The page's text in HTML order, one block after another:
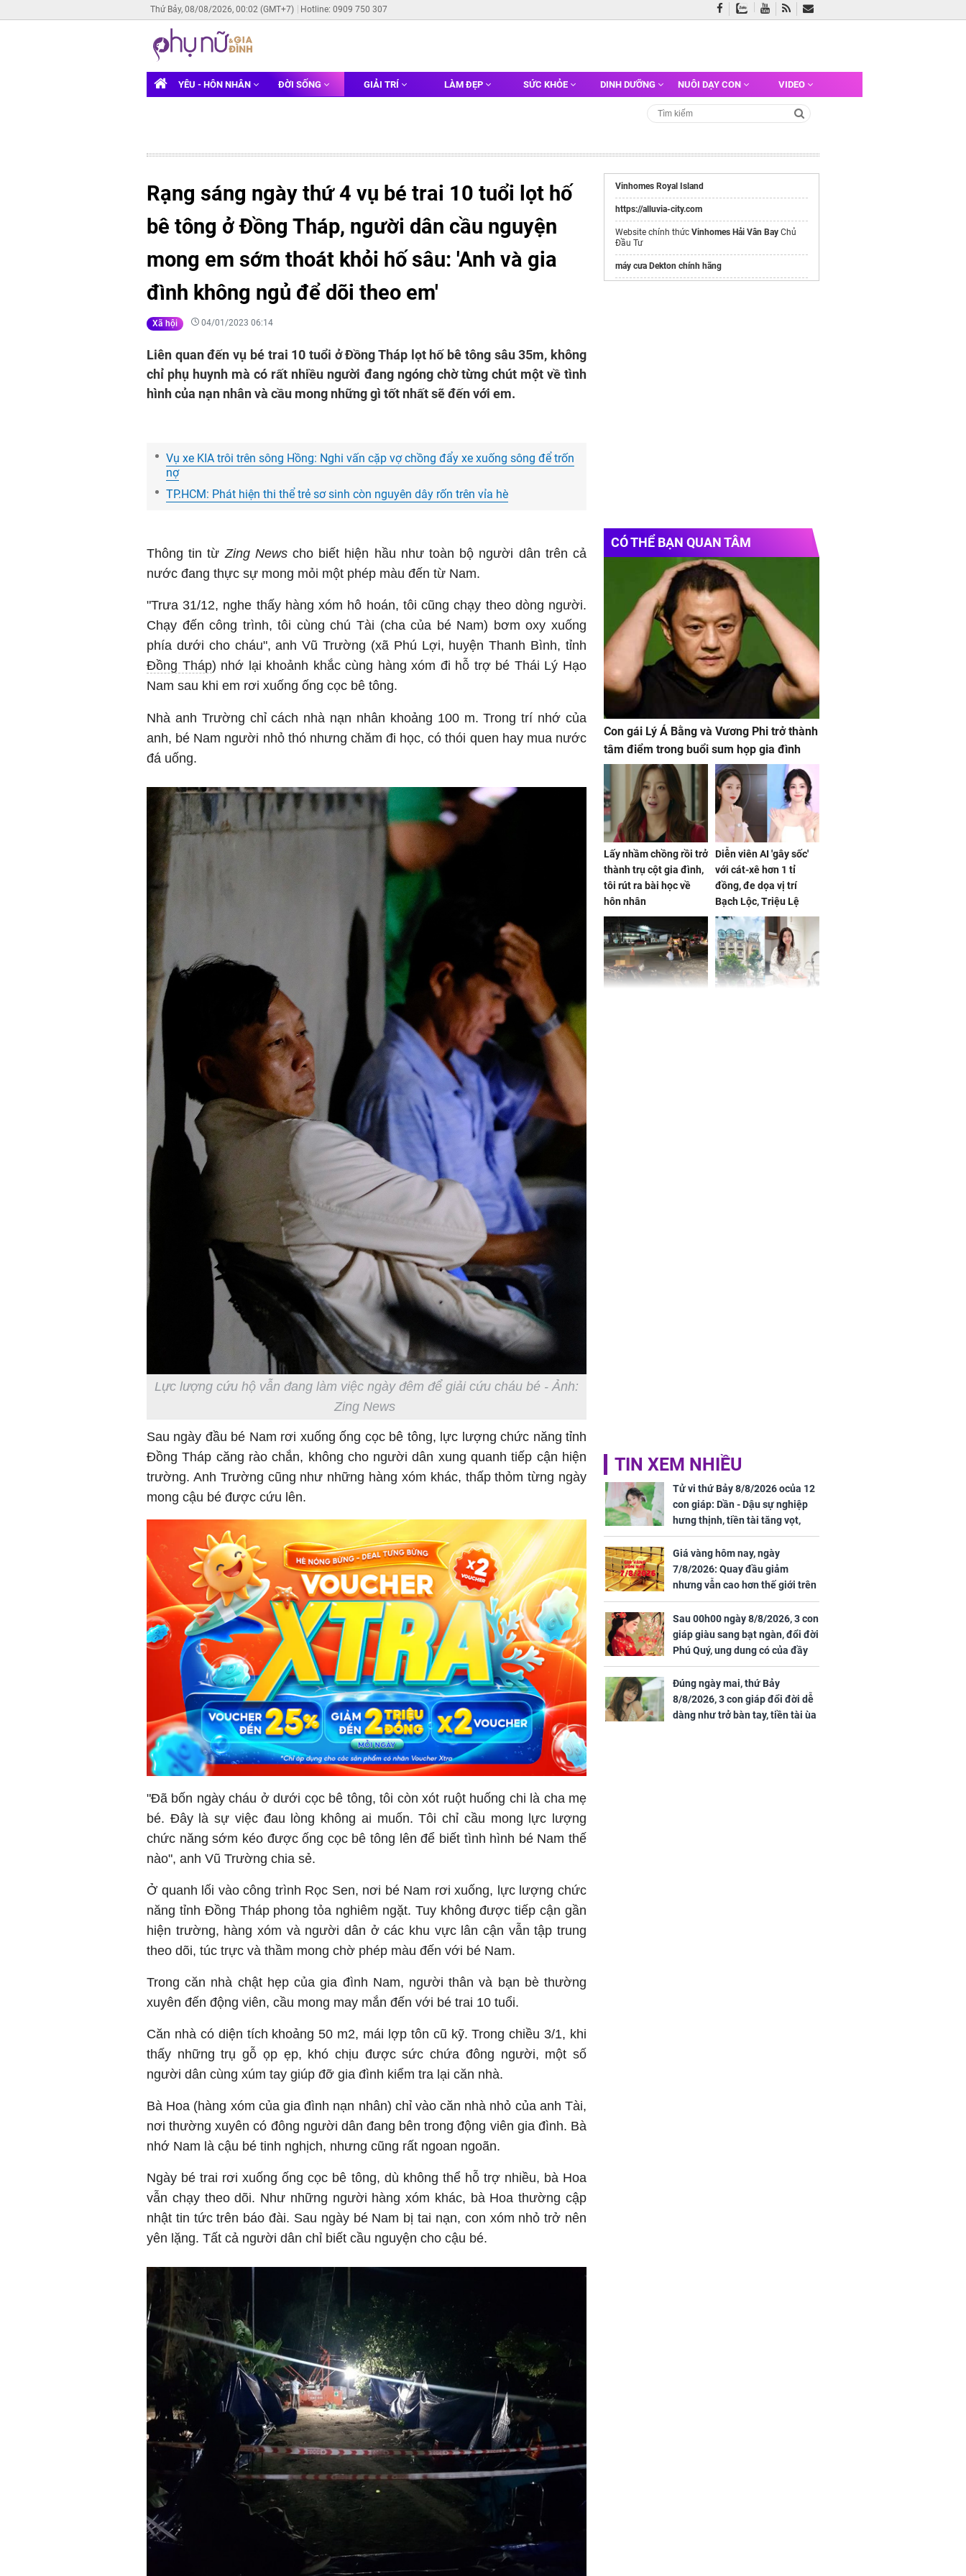
Thứ Bảy, 08/08/2026, 00:02 (GMT+7) Hotline: 0909 750 307
YÊU - HÔN NHÂN ĐỜI SỐNG GIẢI TRÍ LÀM ĐẸP SỨC KHỎE DINH DƯỠNG NUÔI DẠY CON VIDEO
Rạng sáng ngày thứ 4 vụ bé trai 10 tuổi lọt hố
bê tông ở Đồng Tháp, người dân cầu nguyện
mong em sớm thoát khỏi hố sâu: 'Anh và gia
đình không ngủ để dõi theo em'
Xã hội 04/01/2023 06:14
Liên quan đến vụ bé trai 10 tuổi ở Đồng Tháp lọt hố bê tông sâu 35m, không
chỉ phụ huynh mà có rất nhiều người đang ngóng chờ từng chút một về tình
hình của nạn nhân và cầu mong những gì tốt nhất sẽ đến với em.
Vụ xe KIA trôi trên sông Hồng: Nghi vấn cặp vợ chồng đẩy xe xuống sông để trốn
nợ
TP.HCM: Phát hiện thi thể trẻ sơ sinh còn nguyên dây rốn trên vỉa hè
Thông tin từ Zing Newscho biết hiện hầu như toàn bộ người dân trên cả
nước đang thực sự mong mỏi một phép màu đến từ Nam.
"Trưa 31/12, nghe thấy hàng xóm hô hoán, tôi cũng chạy theo dòng người.
Chạy đến công trình, tôi cùng chú Tài (cha của bé Nam) bơm oxy xuống
phía dưới cho cháu", anh Vũ Trường (xã Phú Lợi, huyện Thanh Bình, tỉnh
Đồng Tháp) nhớ lại khoảnh khắc cùng hàng xóm đi hỗ trợ bé Thái Lý Hạo
Nam sau khi em rơi xuống ống cọc bê tông.
Nhà anh Trường chỉ cách nhà nạn nhân khoảng 100 m. Trong trí nhớ của
anh, bé Nam người nhỏ thó nhưng chăm đi học, có thói quen hay mua nước
đá uống.
Lực lượng cứu hộ vẫn đang làm việc ngày đêm để giải cứu cháu bé - Ảnh:
Zing News
Sau ngày đầu bé Nam rơi xuống ống cọc bê tông, lực lượng chức năng tỉnh
Đồng Tháp căng rào chắn, không cho người dân xung quanh tiếp cận hiện
trường. Anh Trường cũng như những hàng xóm khác, thấp thỏm từng ngày
mong cậu bé được cứu lên.
"Đã bốn ngày cháu ở dưới cọc bê tông, tôi còn xót ruột huống chi là cha mẹ
bé. Đây là sự việc đau lòng không ai muốn. Tôi chỉ cầu mong lực lượng
chức năng sớm kéo được ống cọc bê tông lên để biết tình hình bé Nam thế
nào", anh Vũ Trường chia sẻ.
Ở quanh lối vào công trình Rọc Sen, nơi bé Nam rơi xuống, lực lượng chức
năng tỉnh Đồng Tháp phong tỏa nghiêm ngặt. Tuy không được tiếp cận gần
hiện trường, hàng xóm và người dân ở các khu vực lân cận vẫn tập trung
theo dõi, túc trực và thầm mong chờ phép màu đến với bé Nam.
Trong căn nhà chật hẹp của gia đình Nam, người thân và bạn bè thường
xuyên đến động viên, cầu mong may mắn đến với bé trai 10 tuổi.
Căn nhà có diện tích khoảng 50 m2, mái lợp tôn cũ kỹ. Trong chiều 3/1, khi
thấy những trụ gỗ ọp ẹp, khó chịu được sức chứa đông người, một số
người dân cùng xúm tay giúp đỡ gia đình kiểm tra lại căn nhà.
Bà Hoa (hàng xóm của gia đình nạn nhân) chỉ vào căn nhà nhỏ của anh Tài,
nơi thường xuyên có đông người dân đang bên trong động viên gia đình. Bà
nhớ Nam là cậu bé tinh nghịch, nhưng cũng rất ngoan ngoãn.
Ngày bé trai rơi xuống ống cọc bê tông, dù không thể hỗ trợ nhiều, bà Hoa
vẫn chạy theo dõi. Như những người hàng xóm khác, bà Hoa thường cập
nhật tin tức trên báo đài. Sau ngày bé Nam bị tai nạn, con xóm nhỏ trở nên
yên lặng. Tất cả người dân chỉ biết cầu nguyện cho cậu bé.
Vinhomes Royal Island
https://alluvia-city.com
Website chính thức Vinhomes Hải Vân Bay Chủ
Đầu Tư
máy cưa Dekton chính hãng
CÓ THỂ BẠN QUAN TÂM
Con gái Lý Á Bằng và Vương Phi trở thành
tâm điểm trong buổi sum họp gia đình
Lấy nhầm chồng rồi trở
thành trụ cột gia đình,
tôi rút ra bài học về
hôn nhân
Diễn viên AI 'gây sốc'
với cát-xê hơn 1 tỉ
đồng, đe dọa vị trí
Bạch Lộc, Triệu Lệ
Dĩnh
TIN XEM NHIỀU
Tử vi thứ Bảy 8/8/2026 ocủa 12
con giáp: Dần - Dậu sự nghiệp
hưng thịnh, tiền tài tăng vọt,
Mão - Thân công việc bất trắc,
tiền mất tật mang
Giá vàng hôm nay, ngày
7/8/2026: Quay đầu giảm
nhưng vẫn cao hơn thế giới trên
7 triệu đồng
Sau 00h00 ngày 8/8/2026, 3 con
giáp giàu sang bạt ngàn, đổi đời
Phú Quý, ung dung có của đầy
nhà, ngày càng hưng thịnh sung
túc
Đúng ngày mai, thứ Bảy
8/8/2026, 3 con giáp đổi đời dễ
dàng như trở bàn tay, tiền tài ùa